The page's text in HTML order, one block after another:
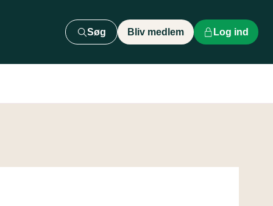
Søg Bliv medlem Log ind